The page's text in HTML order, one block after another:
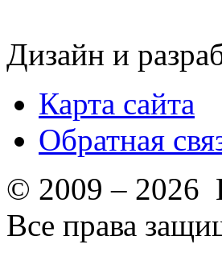
Дизайн и
Карта сайта
Обратная
© 2009 – 2026
Все права